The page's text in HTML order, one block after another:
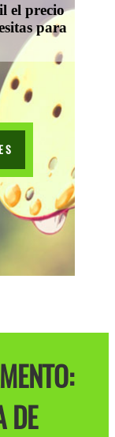
el precio
para
DE